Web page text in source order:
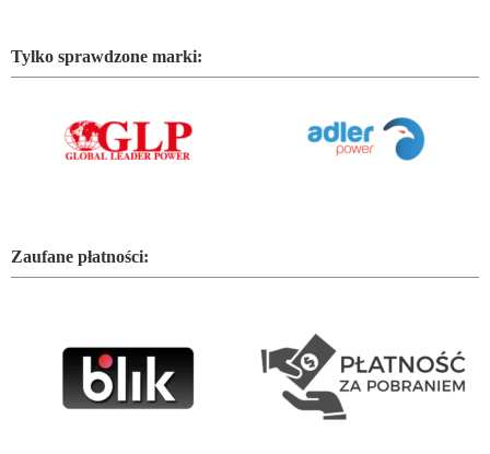
Tylko sprawdzone marki:
Zaufane płatności: